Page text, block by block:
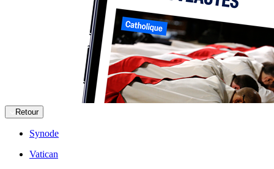
Retour
Synode
Vatican